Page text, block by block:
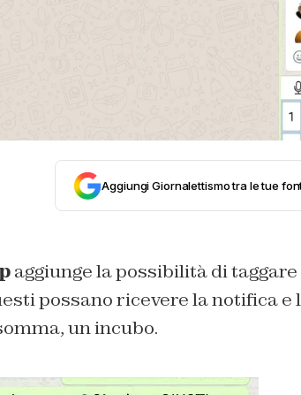
Aggiungi Giornalettismo tra le tue
aggiunge la possibilità di
possano ricevere la notifica e
un incubo.